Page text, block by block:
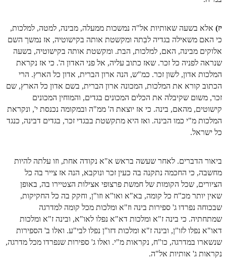
זוהר פנחס למתקדמים
ספר הזוהר – דברים
זוהר ואתחנן למתחילים
זוהר ואתחנן למתקדמים
זוהר עקב מתחילים
זוהר הקדוש עקב למתקדמים
זהר שופטים מתקדמים
זוהר כי תצא מתחילים
זוהר כי תצא מתקדמים
זוהר וילך מתקדמים
שידור חי
יז) אלא בשעה שאותיות אל"ה נמשכות ממעלה, מבינה, למטה, למלכות,
כי האם משאילה בגדיה לבִתה ומקשטת אותה בקישוטיה, אז נמשך השם
אלוקים מבינה, האם, למלכות, הבת. ומקשטת אותה בקישוטיה, בשעה
שנראה לפניה כל זכר. שאז כתוב עליה, אל פני האדון ה'. כי אז נקראת
המלכות אדון, לשון זכר. כמ"ש, הנה ארון הברית, אדון כל הארץ. הרי
הכתוב קורא את המלכות, המכונה ארון הברית, בשם אדון כל הארץ, שם
זכר, משום שקיבלה את הכלים המכונים בגדים, והמוחין המכונים
קישוטים, מהאם, בינה. כי אז יוצאת ה' ממ"ה ובמקומה נכנסת י', ונקראת
המלכות מ"י כמו הבינה. ואז היא מתקשטת בבגדי זכר, בגדים דבינה, כנגד
כל ישראל.
ביאור הדברים. לאחר שעשה בראש א"א נקודה אחת, וזו עלתה להיות
מחשבה, כי החכמה נתקנה בה כעין זכר ונוקבא, הנה אז צייר בה כל
הציורים, שכל הקומות של חמשת פרצופי אצילות הצטיירו בה, באופן
שאין יותר מכ"ח כל קומה, בא"א ואו"א וזו"ן, וחקק בה כל החקיקות,
שבכוחה נפרדו ג' ספירות בינה וז"א ומלכות מכל קומה למדרגה
שמתחתיה. כי בינה ז"א ומלכות דא"א נפלו לאו"א, ובינה ז"א ומלכות
דאו"א נפלו לזו"ן, ובינה ז"א ומלכות דזו"ן נפלו לבי"ע. ואלו ב' הספירות
שנשארו במדרגה, כו"ח, נקראות מ"י. ואלו ג' ספירות שנפרדו מכל מדרגה,
נקראות ג' אותיות אל"ה.